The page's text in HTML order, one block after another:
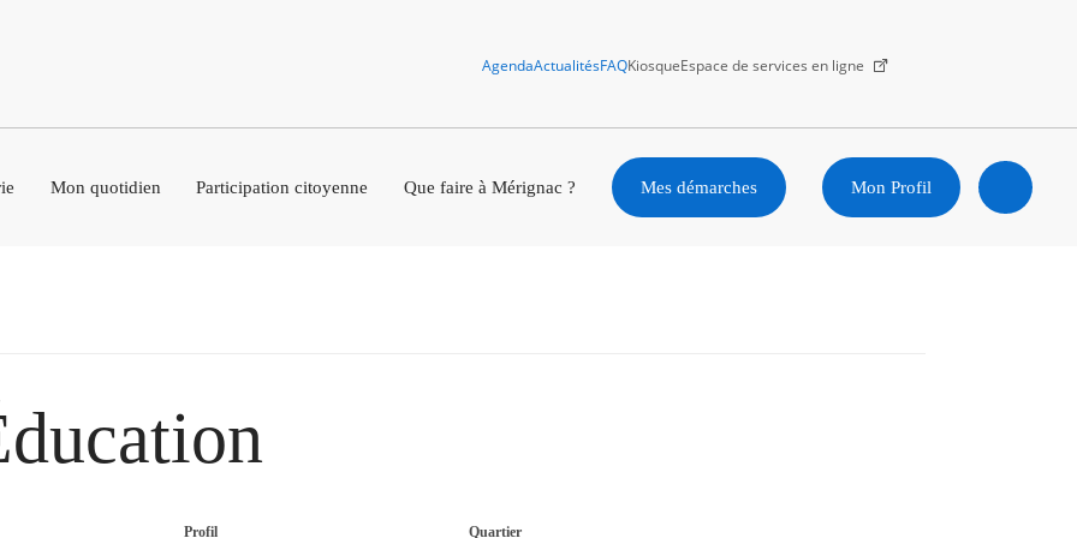
AgendaActualitésFAQKiosqueEspace de services en ligne
Mon quotidien Participation citoyenne Que faire à Mérignac ? Mes démarches Mon Profil
Profil Quartier